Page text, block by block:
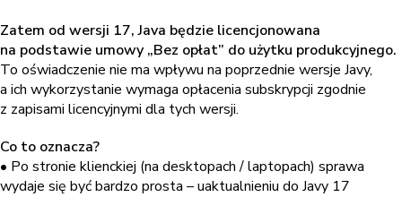
Zatem od wersji 17, Java będzie licencjonowana
na podstawie umowy „Bez opłat” do użytku produkcyjnego.
To oświadczenie nie ma wpływu na poprzednie wersje Javy,
a ich wykorzystanie wymaga opłacenia subskrypcji zgodnie
z zapisami licencyjnymi dla tych wersji.
Co to oznacza?
• Po stronie klienckiej (na desktopach / laptopach) sprawa
wydaje się być bardzo prosta – uaktualnieniu do Javy 17